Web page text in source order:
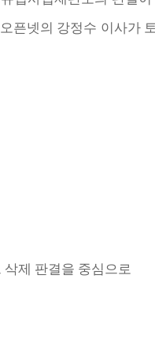
픈넷의 강정수 이사가
제 판결을 중심으로